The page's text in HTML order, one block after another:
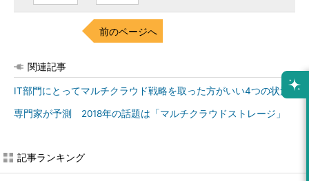
前のページへ
関連記事
IT部門にとってマルチクラウド戦略を取った方がいい4つの状況
専門家が予測 2018年の話題は「マルチクラウドストレージ」
記事ランキング